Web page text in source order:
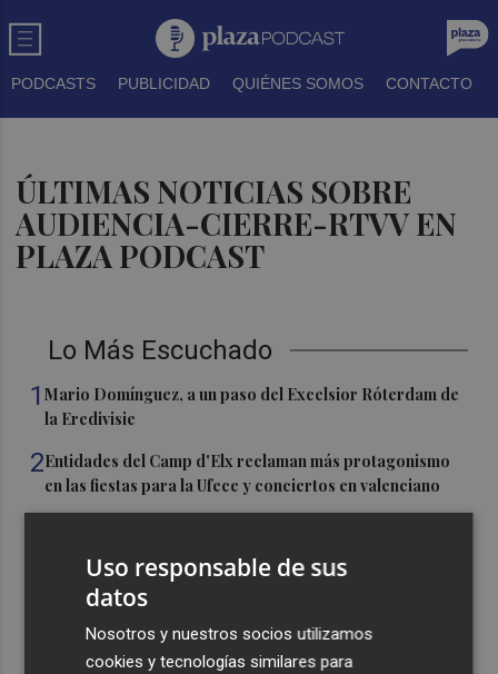
PODCASTS PUBLICIDAD QUIÉNES SOMOS CONTACTO
ÚLTIMAS NOTICIAS SOBRE
AUDIENCIA-CIERRE-RTVV EN
PLAZA PODCAST
Lo Más Escuchado
1Mario Domínguez, a un paso del Excelsior Róterdam de
la Eredivisie
2Entidades del Camp d'Elx reclaman más protagonismo
en las fiestas para la Ufece y conciertos en valenciano
Valencia Basket abrirá la EuroLeague Women en casa
Fin a la racha de seis macrotrasvases del Tajo al Segura:
Uso responsable de sus
datos
Nosotros y nuestros socios utilizamos
cookies y tecnologías similares para